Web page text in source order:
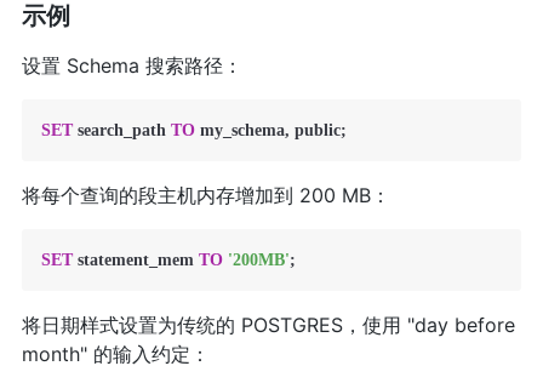
示例
设置 Schema 搜索路径：
SET search_path TO my_schema, public;
将每个查询的段主机内存增加到 200 MB：
SET statement_mem TO '200MB';
将日期样式设置为传统的 POSTGRES，使用 "day before
month" 的输入约定：